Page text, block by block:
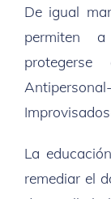
De igual
permiten
La
remediar el